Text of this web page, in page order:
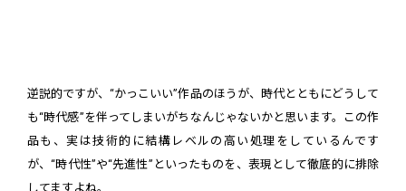
逆説的ですが、“かっこいい”作品のほうが、時代とともにどうして
も“時代感”を伴ってしまいがちなんじゃないかと思います。この作
品も、実は技術的に結構レベルの高い処理をしているんです
が、“時代性”や“先進性”といったものを、表現として徹底的に排除
してますよね。